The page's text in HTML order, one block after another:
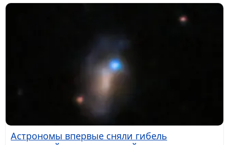
Астрономы впервые сняли гибель